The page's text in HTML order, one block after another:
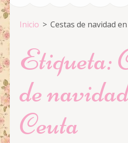
Inicio > Cestas de navidad
Etiqueta:
de
Ceuta